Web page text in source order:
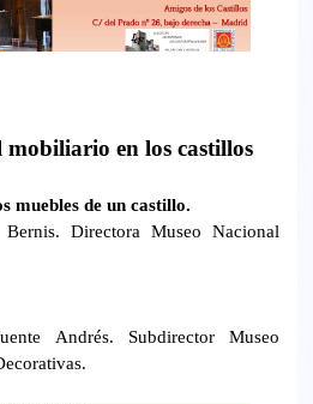
en los castillos
muebles de un castillo.
Directora Museo Nacional
Andrés. Subdirector Museo